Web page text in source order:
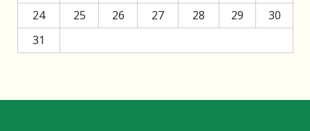
24
25 26 27 28 29
30
31